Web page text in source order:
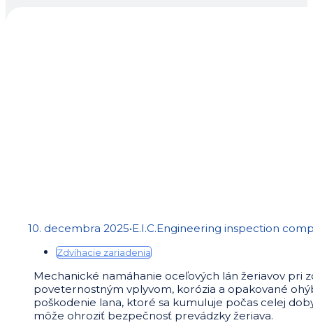
10. decembra 2025•E.I.C.Engineering inspection
Zdvíhacie zariadenia
Mechanické namáhanie oceľových lán žeriavov pri
poveternostným vplyvom, korózia a opakované
poškodenie lana, ktoré sa kumuluje počas celej
môže ohroziť bezpečnosť prevádzky žeriava.